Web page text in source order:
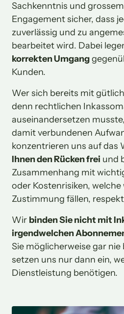
Sachkenntnis und
Engagement sicher, dass
zuverlässig und zu
korrekten Umgang
Kunden.
Wer sich bereits mit
denn rechtlichen
auseinandersetzen
damit verbundenen
konzentrieren uns auf das
Ihnen den Rücken frei und
Zusammenhang mit
oder Kostenrisiken,
Zustimmung fällen,
Wir binden Sie nicht mit
irgendwelchen
Sie möglicherweise gar nie
setzen uns nur dann ein,
Dienstleistung benötigen.